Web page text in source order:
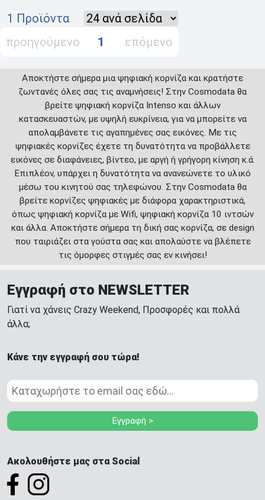
1 Προϊόντα
προηγούμενο
1 επόμενο
Αποκτήστε σήμερα μια ψηφιακή κορνίζα και κρατήστε
ζωντανές όλες σας τις αναμνήσεις! Στην Cosmodata θα
βρείτε ψηφιακή κορνίζα Intenso και άλλων
κατασκευαστών, με υψηλή ευκρίνεια, για να μπορείτε να
απολαμβάνετε τις αγαπημένες σας εικόνες. Με τις
ψηφιακές κορνίζες έχετε τη δυνατότητα να προβάλλετε
εικόνες σε διαφάνειες, βίντεο, με αργή ή γρήγορη κίνηση κ.ά.
Επιπλέον, υπάρχει η δυνατότητα να ανανεώνετε το υλικό
μέσω του κινητού σας τηλεφώνου. Στην Cosmodata θα
βρείτε κορνίζες ψηφιακές με διάφορα χαρακτηριστικά,
όπως ψηφιακή κορνίζα με Wifi, ψηφιακή κορνίζα 10 ιντσών
και άλλα. Αποκτήστε σήμερα τη δική σας κορνίζα, σε design
που ταιριάζει στα γούστα σας και απολαύστε να βλέπετε
τις όμορφες στιγμές σας εν κινήσει!
Εγγραφή στο NEWSLETTER
Γιατί να χάνεις Crazy Weekend, Προσφορές και πολλά
άλλα;
Κάνε την εγγραφή σου τώρα!
Εγγραφή >
Ακολουθήστε μας στα Social